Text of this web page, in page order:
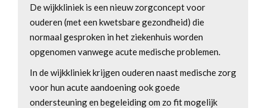
De wijkkliniek is een nieuw zorgconcept voor
ouderen (met een kwetsbare gezondheid) die
normaal gesproken in het ziekenhuis worden
opgenomen vanwege acute medische problemen.
In de wijkkliniek krijgen ouderen naast medische zorg
voor hun acute aandoening ook goede
ondersteuning en begeleiding om zo fit mogelijk